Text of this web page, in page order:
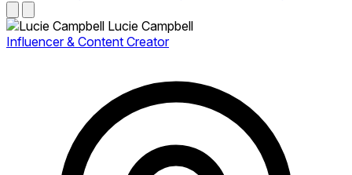
Lucie Campbell
Influencer & Content Creator